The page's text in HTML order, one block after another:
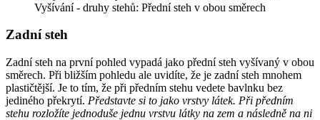
Vyšívání - druhy stehů: Přední steh v obou směrech
Zadní steh
Zadní steh na první pohled vypadá jako přední steh vyšívaný v obou
směrech. Při bližším pohledu ale uvidíte, že je zadní steh mnohem
plastičtější. Je to tím, že při předním stehu vedete bavlnku bez
jediného překrytí. Představte si to jako vrstvy látek. Při předním
stehu rozložíte jednoduše jednu vrstvu látky na zem a následně na ni